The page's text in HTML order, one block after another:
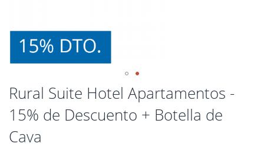
Rural Suite Hotel Apartamentos -
15% de Descuento + Botella de
Cava
Saltar
al
comienzo
de
la